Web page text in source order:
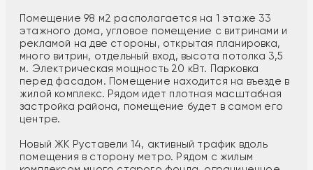
Помещение 98 м2 располагается на 1 этаже 33
этажного дома, угловое помещение с витринами и
рекламой на две стороны, открытая планировка,
много витрин, отдельный вход, высота потолка 3,5
м. Электрическая мощность 20 кВт. Парковка
перед фасадом. Помещение находится на въезде в
жилой комплекс. Рядом идет плотная масштабная
застройка района, помещение будет в самом его
центре.
Новый ЖК Руставели 14, активный трафик вдоль
помещения в сторону метро. Рядом с жилым